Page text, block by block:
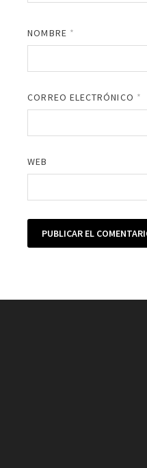
NOMBRE *
CORREO ELECTRÓNICO *
WEB